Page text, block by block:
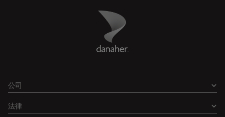
Danaher Logo
公司
法律